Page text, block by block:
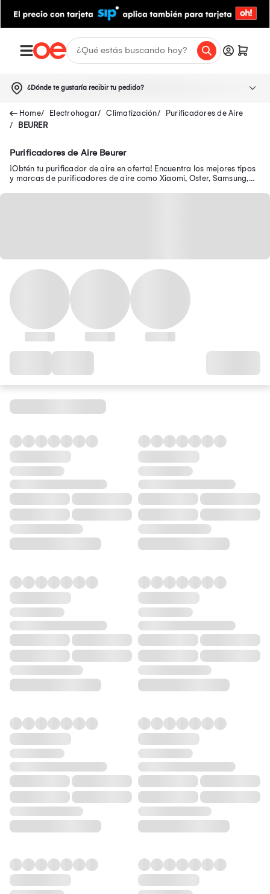
¿Dónde te gustaría recibir tu pedido?
Electrohogar Climatización
Purificadores de Aire
BEURER
Purificadores de Aire Beurer
¡Obtén tu purificador de aire en oferta! Encuentra los mejores tipos
y marcas de purificadores de aire como Xiaomi, Oster, Samsung,